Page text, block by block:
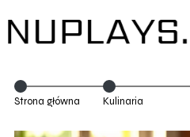
Strona główna Kulinaria